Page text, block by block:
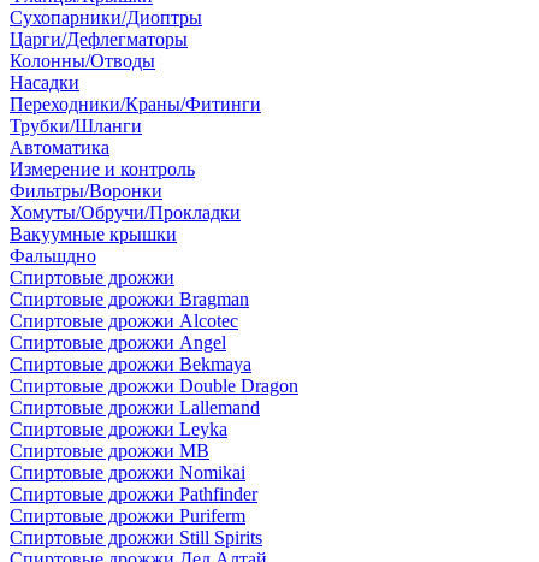
Сухопарники/Диоптры
Царги/Дефлегматоры
Колонны/Отводы
Насадки
Переходники/Краны/Фитинги
Трубки/Шланги
Автоматика
Измерение и контроль
Фильтры/Воронки
Хомуты/Обручи/Прокладки
Вакуумные крышки
Фальшдно
Спиртовые дрожжи
Спиртовые дрожжи Bragman
Спиртовые дрожжи Alcotec
Спиртовые дрожжи Angel
Спиртовые дрожжи Bekmaya
Спиртовые дрожжи Double Dragon
Спиртовые дрожжи Lallemand
Спиртовые дрожжи Leyka
Спиртовые дрожжи MB
Спиртовые дрожжи Nomikai
Спиртовые дрожжи Pathfinder
Спиртовые дрожжи Puriferm
Спиртовые дрожжи Still Spirits